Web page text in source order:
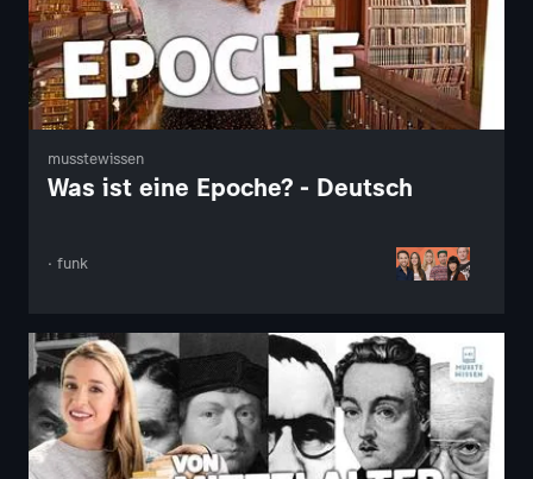
musstewissen
Was ist eine Epoche? - Deutsch
· funk